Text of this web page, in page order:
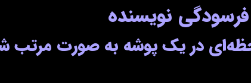
نویسنده
در یک پوشه به صورت مرتب